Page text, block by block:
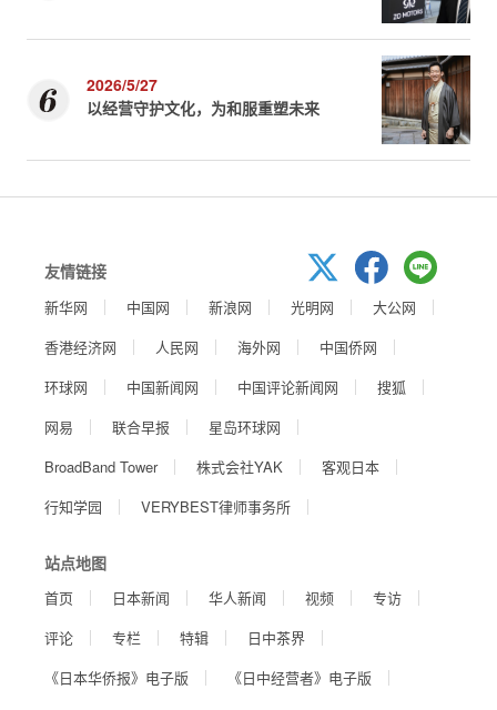
2026/5/27
以经营守护文化，为和服重塑未来
友情链接
新华网 中国网 新浪网 光明网
大公网
香港经济网
人民网 海外网
中国侨网
环球网
中国新闻网 中国评论新闻网
搜狐
网易
联合早报
星岛环球网
BroadBand Tower
株式会社YAK
客观日本
行知学园
VERYBEST律师事务所
站点地图
首页 日本新闻 华人新闻 视频
专访
评论
专栏 特辑
日中茶界
《日本华侨报》电子版
《日中经营者》电子版